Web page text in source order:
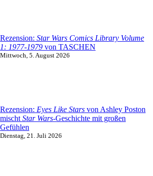
Rezension: Star Wars Comics Library Volume
1: 1977-1979 von TASCHEN
Mittwoch, 5. August 2026
Rezension: Eyes Like Stars von Ashley Poston
mischt Star Wars-Geschichte mit großen
Gefühlen
Dienstag, 21. Juli 2026